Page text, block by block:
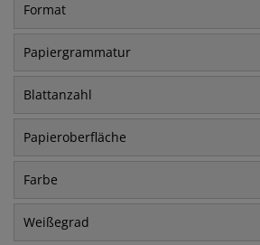
Format
Papiergrammatur
Blattanzahl
Papieroberfläche
Farbe
Weißegrad